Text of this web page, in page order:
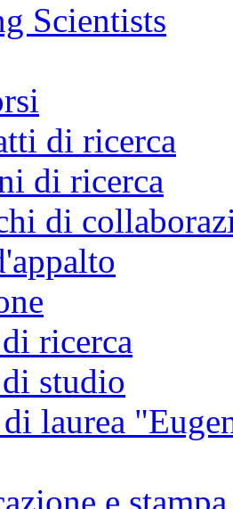
Scientists
di ricerca
di ricerca
di
ricerca
studio
di laurea